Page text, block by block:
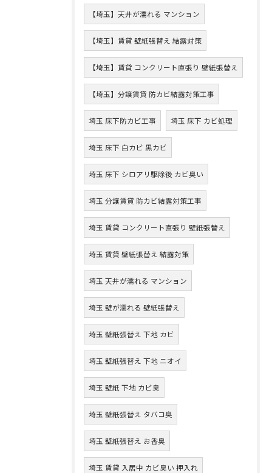
【埼玉】天井が濡れる マンション
【埼玉】賃貸 壁紙張替え 結露対策
【埼玉】賃貸 コンクリート直張り 壁紙張替え
【埼玉】分譲賃貸 防カビ結露対策工事
埼玉 床下防カビ工事 埼玉 床下 カビ処理
埼玉 床下 白カビ 黒カビ
埼玉 床下 シロアリ駆除後 カビ臭い
埼玉 分譲賃貸 防カビ結露対策工事
埼玉 賃貸 コンクリート直張り 壁紙張替え
埼玉 賃貸 壁紙張替え 結露対策
埼玉 天井が濡れる マンション
埼玉 壁が濡れる 壁紙張替え
埼玉 壁紙張替え 下地 カビ
埼玉 壁紙張替え 下地 ニオイ
埼玉 壁紙 下地 カビ臭
埼玉 壁紙張替え タバコ臭
埼玉 壁紙張替え お香臭
埼玉 賃貸 入居中 カビ臭い 押入れ